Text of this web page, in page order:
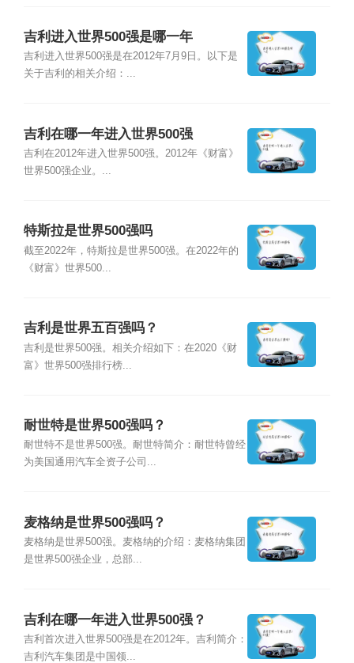
吉利进入世界500强是哪一年
吉利进入世界500强是在2012年7月9日。以下是
关于吉利的相关介绍：...
吉利在哪一年进入世界500强
吉利在2012年进入世界500强。2012年《财富》
世界500强企业。...
特斯拉是世界500强吗
截至2022年，特斯拉是世界500强。在2022年的
《财富》世界500...
吉利是世界五百强吗？
吉利是世界500强。相关介绍如下：在2020《财
富》世界500强排行榜...
耐世特是世界500强吗？
耐世特不是世界500强。耐世特简介：耐世特曾经
为美国通用汽车全资子公司...
麦格纳是世界500强吗？
麦格纳是世界500强。麦格纳的介绍：麦格纳集团
是世界500强企业，总部...
吉利在哪一年进入世界500强？
吉利首次进入世界500强是在2012年。吉利简介：
吉利汽车集团是中国领...